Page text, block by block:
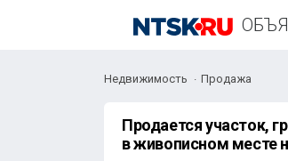
Недвижимость Продажа
Продается участок, границы
в живописном месте